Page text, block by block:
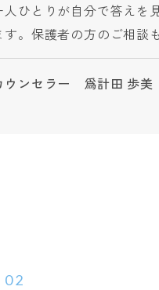
ひとりが自分で答えを
。保護者の方のご相談
ウンセラー 爲計田 歩美